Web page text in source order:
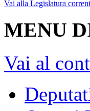
XVII Legislatura dal 15/
Vai alla Legislatura
MENU